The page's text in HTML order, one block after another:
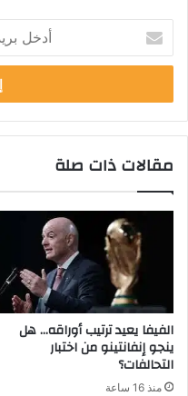
خ
ب
ر
د
ا
ر
و
ن
ي
مقالات ذات صلة
الفيفا يعيد ترتيب أوراقه… هل
ينجو إنفانتينو من اختبار
التحالفات؟
منذ 16 ساعة